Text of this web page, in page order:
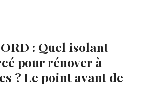
: Quel isolant
pour rénover à
? Le point avant de